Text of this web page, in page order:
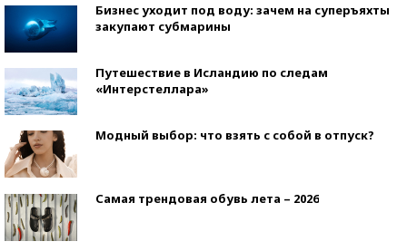
Бизнес уходит под воду: зачем на суперъяхты
закупают субмарины
Путешествие в Исландию по следам
«Интерстеллара»
Модный выбор: что взять с собой в отпуск?
Самая трендовая обувь лета – 2026